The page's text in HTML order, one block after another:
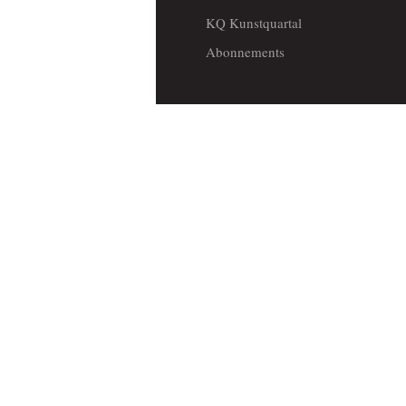
KQ Kunstquartal
Abonnements